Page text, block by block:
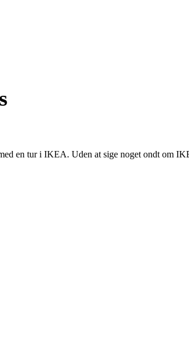
en tur i IKEA. Uden at sige noget ondt om